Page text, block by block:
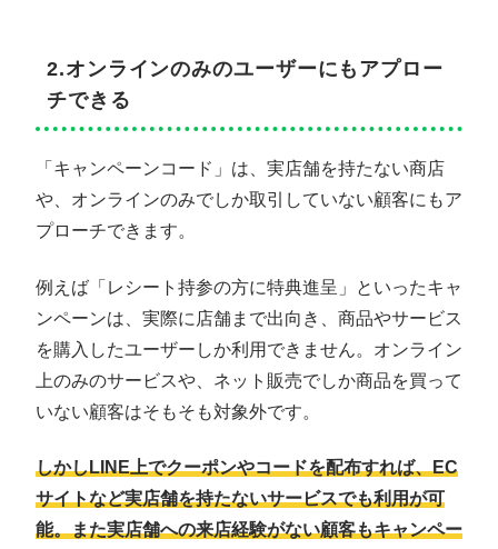
2.オンラインのみのユーザーにもアプロー
チできる
「キャンペーンコード」は、実店舗を持たない商店
や、オンラインのみでしか取引していない顧客にもア
プローチできます。
例えば「レシート持参の方に特典進呈」といったキャ
ンペーンは、実際に店舗まで出向き、商品やサービス
を購入したユーザーしか利用できません。オンライン
上のみのサービスや、ネット販売でしか商品を買って
いない顧客はそもそも対象外です。
しかしLINE上でクーポンやコードを配布すれば、EC
サイトなど実店舗を持たないサービスでも利用が可
能。また実店舗への来店経験がない顧客もキャンペー